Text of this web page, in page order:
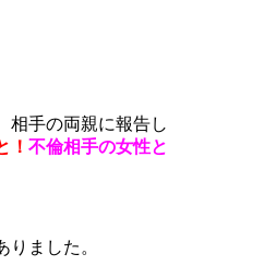
相手の両親に報告し
！ 不倫相手の女性と
りました。